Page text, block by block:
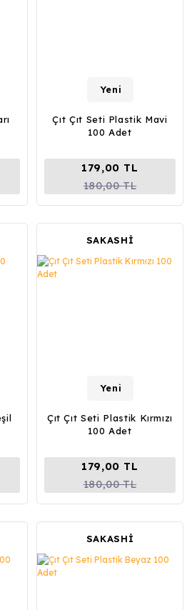
Yeni
Çıt Çıt Seti Plastik Mavi
100 Adet
179,00 TL
180,00 TL
SAKASHİ
Yeni
Çıt Çıt Seti Plastik Kırmızı
100 Adet
179,00 TL
180,00 TL
SAKASHİ